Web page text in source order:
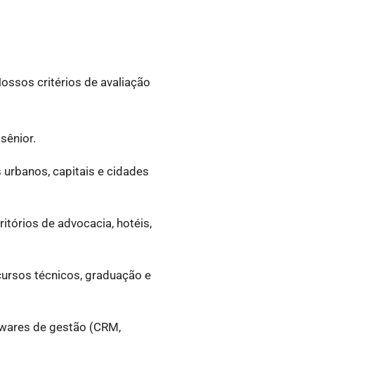
critérios de avaliação
capitais e cidades
de advocacia, hotéis,
técnicos, graduação e
de gestão (CRM,